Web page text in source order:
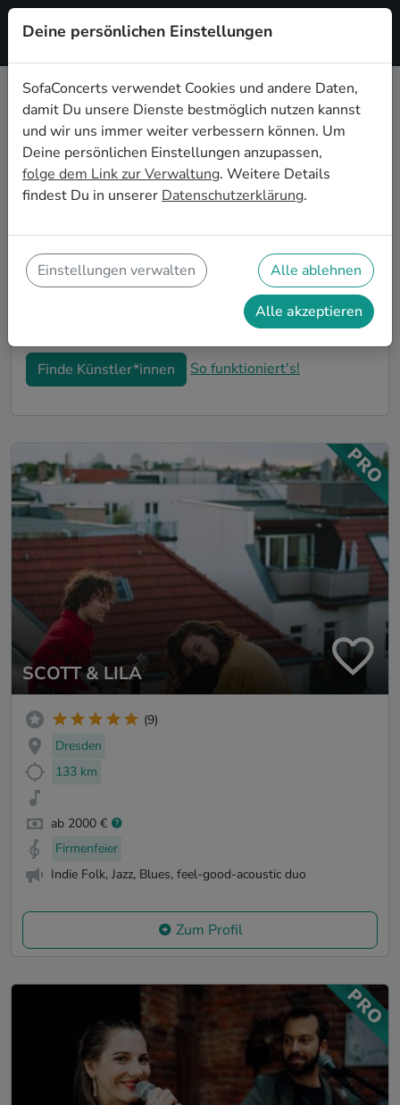
Registrieren
Jazz Musiker*innen für die
Firmenfeier in Halle
Die alljährliche Firmenfeier in Halle steht an und Du
bist auf der Suche nach passender Live-Musik, die alle
Du authentische Jazz Bands und Musiker*innen. Ob
stimmungsvolle Partyband, entspanntes Singer-
Songwriter-Duo oder einzigartiges Quartett - buche
jetzt genau die passende Live-Musik für Deine
Finde Künstler*innen So funktioniert's!
SCOTT & LILA
(9)
Dresden
133 km
ab 2000 €
Firmenfeier
Indie Folk, Jazz, Blues, feel-good-acoustic duo
Zum Profil
Deine persönlichen Einstellungen
SofaConcerts verwendet Cookies und andere Daten,
damit Du unsere Dienste bestmöglich nutzen kannst
und wir uns immer weiter verbessern können. Um
Deine persönlichen Einstellungen anzupassen,
folge dem Link zur Verwaltung. Weitere Details
findest Du in unserer Datenschutzerklärung.
Einstellungen verwalten Alle ablehnen
Alle akzeptieren